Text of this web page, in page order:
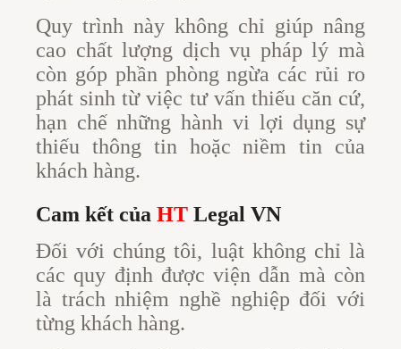
Quy trình này không chỉ giúp nâng
cao chất lượng dịch vụ pháp lý mà
còn góp phần phòng ngừa các rủi ro
phát sinh từ việc tư vấn thiếu căn cứ,
hạn chế những hành vi lợi dụng sự
thiếu thông tin hoặc niềm tin của
khách hàng.
Cam kết của HT Legal VN
Đối với chúng tôi, luật không chỉ là
các quy định được viện dẫn mà còn
là trách nhiệm nghề nghiệp đối với
từng khách hàng.